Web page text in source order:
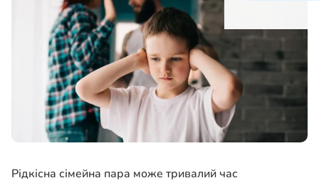
Рідкісна сімейна пара може тривалий час